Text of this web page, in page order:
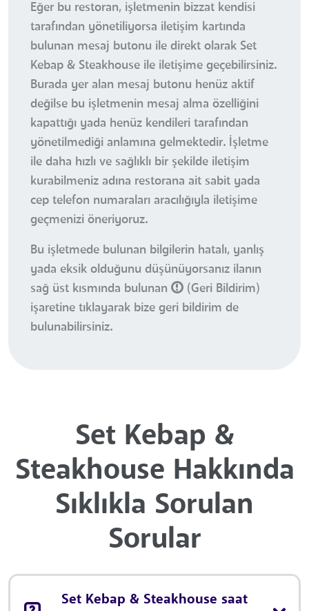
Eğer bu restoran, işletmenin bizzat kendisi
tarafından yönetiliyorsa iletişim kartında
bulunan mesaj butonu ile direkt olarak Set
Kebap & Steakhouse ile iletişime geçebilirsiniz.
Burada yer alan mesaj butonu henüz aktif
değilse bu işletmenin mesaj alma özelliğini
kapattığı yada henüz kendileri tarafından
yönetilmediği anlamına gelmektedir. İşletme
ile daha hızlı ve sağlıklı bir şekilde iletişim
kurabilmeniz adına restorana ait sabit yada
cep telefon numaraları aracılığıyla iletişime
geçmenizi öneriyoruz.
Bu işletmede bulunan bilgilerin hatalı, yanlış
yada eksik olduğunu düşünüyorsanız ilanın
sağ üst kısmında bulunan
(Geri Bildirim)
işaretine tıklayarak bize geri bildirim de
bulunabilirsiniz.
Set Kebap &
Steakhouse Hakkında
Sıklıkla Sorulan
Sorular
Set Kebap & Steakhouse saat